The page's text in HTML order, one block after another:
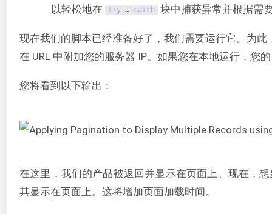
以轻松地在 try … catch 块中捕获异常并根据需
现在我们的脚本已经准备好了，我们需要运行它。为
在 URL 中附加您的服务器 IP。如果您在本地运行，您
您将看到以下输出：
在这里，我们的产品被返回并显示在页面上。现在，
其显示在页面上。这将增加页面加载时间。